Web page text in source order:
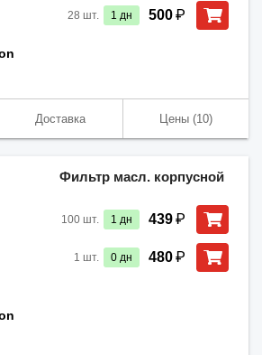
28 шт. 1 дн 500₽
Доставка Цены (10)
Фильтр масл. корпусной
100 шт. 1 дн 439₽
1 шт. 0 дн 480₽